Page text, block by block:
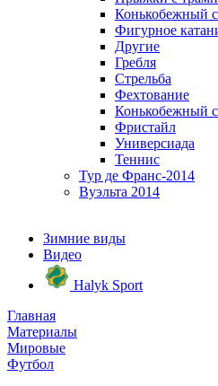
Конькобежный
Фигурное
Другие
Гребля
Стрельба
Фехтование
Конькобежный
Фристайл
Универсиада
Теннис
Тур де Франс-2014
Вуэльта 2014
Зимние виды
Видео
Halyk Sport
Главная
Материалы
Мировые
Футбол